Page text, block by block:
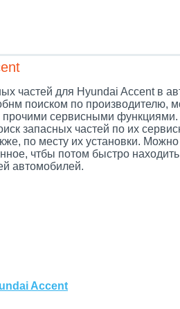
частей для Hyundai Accent в
поиском по производителю,
прочими сервисными
запасных частей по их
по месту их установки.
чтбы потом быстро
автомобилей.
Accent